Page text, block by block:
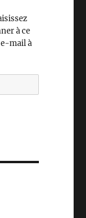
à ce
mail à